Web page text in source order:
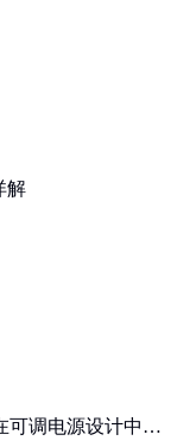
解
可调电源设计中的